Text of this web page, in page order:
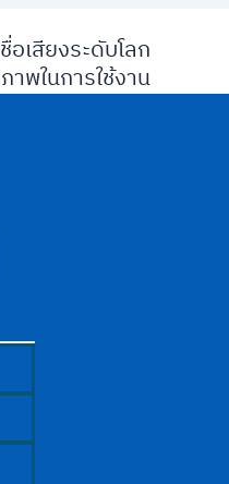
เสียงระดับโลก
พในการใช้งาน